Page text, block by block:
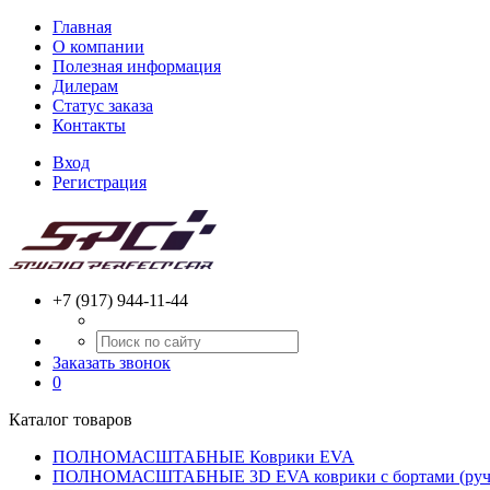
Главная
О компании
Полезная информация
Дилерам
Статус заказа
Контакты
Вход
Регистрация
+7 (917) 944-11-44
Заказать звонок
0
Каталог товаров
ПОЛНОМАСШТАБНЫЕ Коврики EVA
ПОЛНОМАСШТАБНЫЕ 3D EVA коврики с бортами